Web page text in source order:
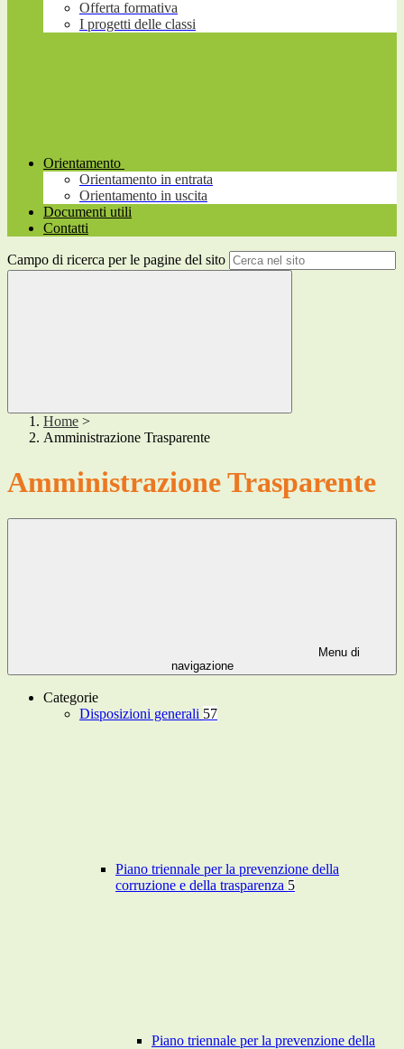
Offerta formativa
I progetti delle classi
Orientamento
Orientamento in entrata
Orientamento in uscita
Documenti utili
Contatti
Campo di ricerca per le pagine del sito
Home >
Amministrazione Trasparente
Amministrazione Trasparente
Menu di
navigazione
Categorie
Disposizioni generali 57
Piano triennale per la prevenzione della
corruzione e della trasparenza 5
Piano triennale per la prevenzione della